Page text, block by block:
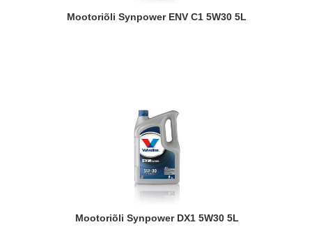
Mootoriõli Synpower ENV C1 5W30 5L
Mootoriõli Synpower DX1 5W30 5L